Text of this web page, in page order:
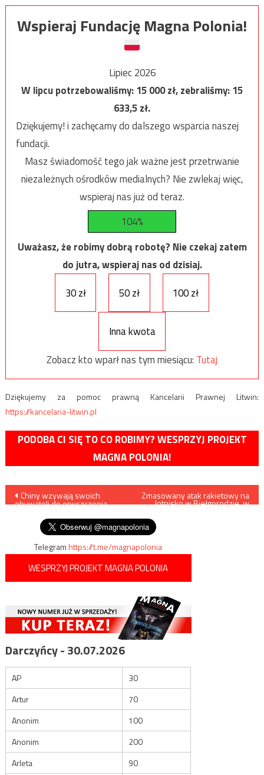
Wspieraj Fundację Magna Polonia!
Lipiec 2026
W lipcu potrzebowaliśmy:15 000zł, zebraliśmy:15
633,5zł.
Dziękujemy! i zachęcamy do dalszego wsparcia naszej
fundacji.
Masz świadomość tego jak ważne jest przetrwanie
niezależnych ośrodków medialnych? Nie zwlekaj więc,
wspieraj nas już od teraz.
104%
Uważasz, że robimy dobrą robotę? Nie czekaj zatem
do jutra, wspieraj nas od dzisiaj.
30 zł
50 zł 100 zł
Inna kwota
Zobacz kto wparł nas tym miesiącu: Tutaj
Dziękujemy za pomoc prawną Kancelarii Prawnej Litwin:
https://kancelaria-litwin.pl
PODOBA CI SIĘ TO CO ROBIMY? WESPRZYJ PROJEKT
MAGNA POLONIA!
Nawigacja
wpisu
Chiny wzywają swoich
obywateli do opuszczenia
Zmasowany atak rakietowy na
lotnisko w Biełgorodzie, w
Telegramhttps://t.me/magnapolonia
WESPRZYJ PROJEKT MAGNA POLONIA
Darczyńcy - 30.07.2026
AP
30
Artur
70
Anonim
100
Anonim
200
Arleta
90